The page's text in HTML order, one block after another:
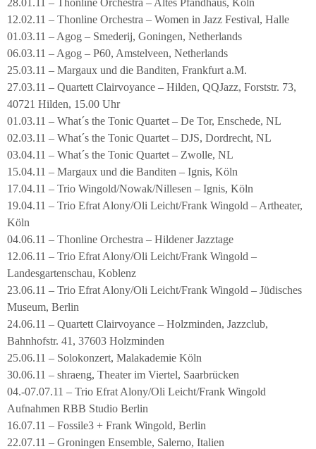
28.01.11 – Thonline Orchestra – Altes Pfandhaus, Köln
12.02.11 – Thonline Orchestra – Women in Jazz Festival, Halle
01.03.11 – Agog – Smederij, Goningen, Netherlands
06.03.11 – Agog – P60, Amstelveen, Netherlands
25.03.11 – Margaux und die Banditen, Frankfurt a.M.
27.03.11 – Quartett Clairvoyance – Hilden, QQJazz, Forststr. 73,
40721 Hilden, 15.00 Uhr
01.03.11 – What´s the Tonic Quartet – De Tor, Enschede, NL
02.03.11 – What´s the Tonic Quartet – DJS, Dordrecht, NL
03.04.11 – What´s the Tonic Quartet – Zwolle, NL
15.04.11 – Margaux und die Banditen – Ignis, Köln
17.04.11 – Trio Wingold/Nowak/Nillesen – Ignis, Köln
19.04.11 – Trio Efrat Alony/Oli Leicht/Frank Wingold – Artheater,
Köln
04.06.11 – Thonline Orchestra – Hildener Jazztage
12.06.11 – Trio Efrat Alony/Oli Leicht/Frank Wingold –
Landesgartenschau, Koblenz
23.06.11 – Trio Efrat Alony/Oli Leicht/Frank Wingold – Jüdisches
Museum, Berlin
24.06.11 – Quartett Clairvoyance – Holzminden, Jazzclub,
Bahnhofstr. 41, 37603 Holzminden
25.06.11 – Solokonzert, Malakademie Köln
30.06.11 – shraeng, Theater im Viertel, Saarbrücken
04.-07.07.11 – Trio Efrat Alony/Oli Leicht/Frank Wingold
Aufnahmen RBB Studio Berlin
16.07.11 – Fossile3 + Frank Wingold, Berlin
22.07.11 – Groningen Ensemble, Salerno, Italien